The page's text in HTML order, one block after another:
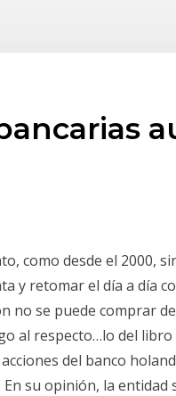
como desde el 2000,
y retomar el día a día
no se puede comprar
al respecto…lo del libro
del banco
su opinión, la entidad